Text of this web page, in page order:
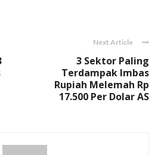
Next Article
3 Sektor Paling
Terdampak Imbas
Rupiah Melemah Rp
17.500 Per Dolar AS